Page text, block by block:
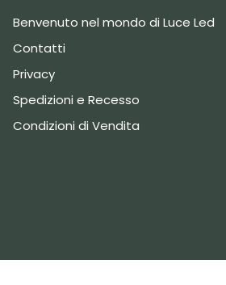
Benvenuto nel mondo di Luce Led
Contatti
Privacy
Spedizioni e Recesso
Condizioni di Vendita